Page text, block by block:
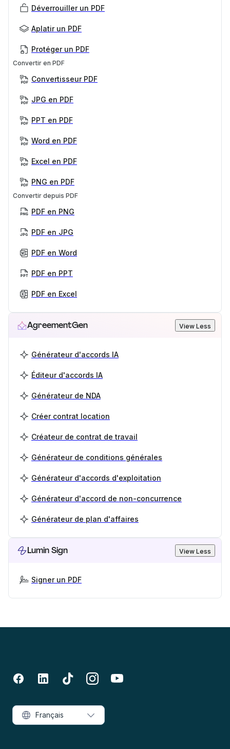
Déverrouiller un PDF
Aplatir un PDF
Protéger un PDF
Convertir en PDF
Convertisseur PDF
JPG en PDF
PPT en PDF
Word en PDF
Excel en PDF
PNG en PDF
Convertir depuis PDF
PDF en PNG
PDF en JPG
PDF en Word
PDF en PPT
PDF en Excel
AgreementGen View Less
Générateur d'accords IA
Éditeur d'accords IA
Générateur de NDA
Créer contrat location
Créateur de contrat de travail
Générateur de conditions générales
Générateur d'accords d'exploitation
Générateur d'accord de non-concurrence
Générateur de plan d'affaires
Lumin Sign View Less
Signer un PDF
Français